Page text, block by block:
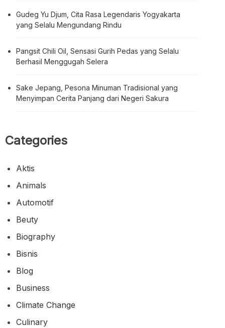
Gudeg Yu Djum, Cita Rasa Legendaris Yogyakarta
yang Selalu Mengundang Rindu
Pangsit Chili Oil, Sensasi Gurih Pedas yang Selalu
Berhasil Menggugah Selera
Sake Jepang, Pesona Minuman Tradisional yang
Menyimpan Cerita Panjang dari Negeri Sakura
Categories
Aktis
Animals
Automotif
Beuty
Biography
Bisnis
Blog
Business
Climate Change
Culinary